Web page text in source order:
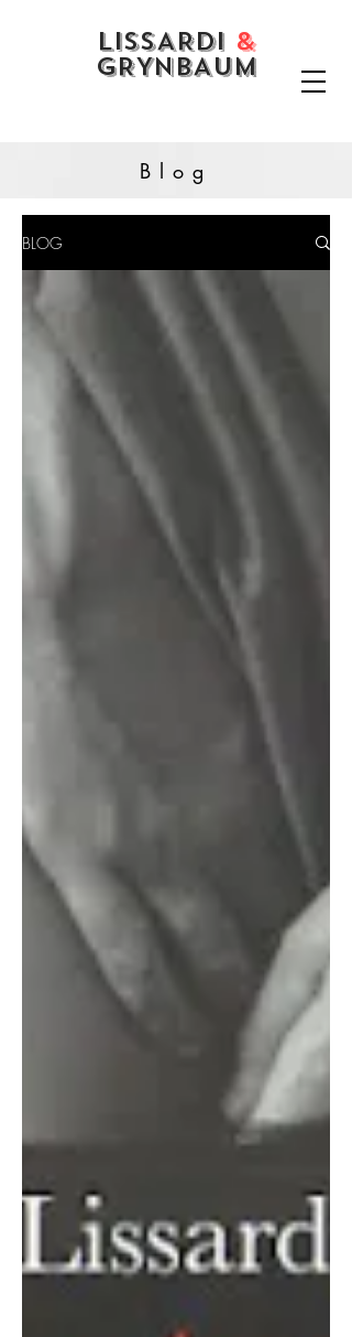
LISSARDI &
GRYNBAUM
Blog
BLOG